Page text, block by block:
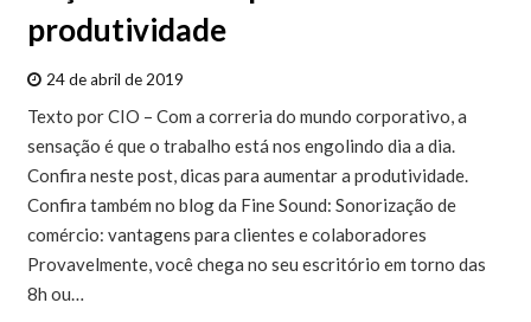
produtividade
24 de abril de 2019
Texto por CIO – Com a correria do mundo corporativo, a
sensação é que o trabalho está nos engolindo dia a dia.
Confira neste post, dicas para aumentar a produtividade.
Confira também no blog da Fine Sound: Sonorização de
comércio: vantagens para clientes e colaboradores
Provavelmente, você chega no seu escritório em torno das
8h ou…